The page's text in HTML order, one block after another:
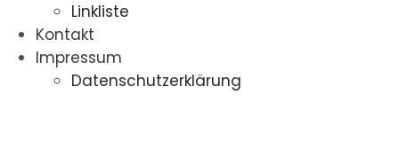
Linkliste
Kontakt
Impressum
Datenschutzerklärung